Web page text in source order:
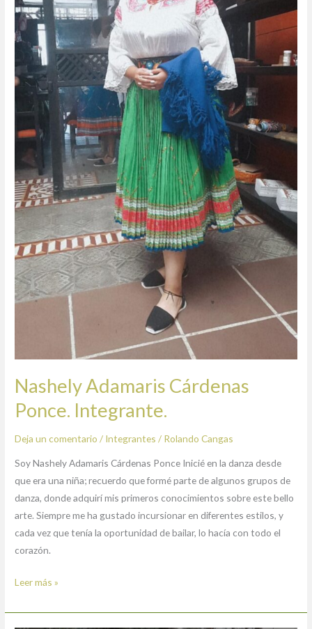
Nashely Adamaris Cárdenas
Ponce. Integrante.
Deja un comentario / Integrantes / Rolando Cangas
Soy Nashely Adamaris Cárdenas Ponce Inicié en la danza desde
que era una niña; recuerdo que formé parte de algunos grupos de
danza, donde adquirí mis primeros conocimientos sobre este bello
arte. Siempre me ha gustado incursionar en diferentes estilos, y
cada vez que tenía la oportunidad de bailar, lo hacía con todo el
corazón.
Leer más »